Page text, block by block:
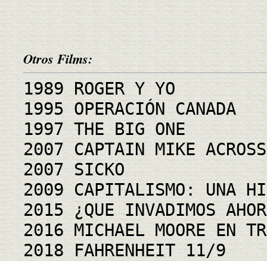
Otros Films:
1989 ROGER Y YO
1995 OPERACIÓN CANADA
1997 THE BIG ONE
2007 CAPTAIN MIKE
2007 SICKO
2009 CAPITALISMO: UNA
2015 ¿QUE INVADIMOS
2016 MICHAEL MOORE EN
2018 FAHRENHEIT 11/9